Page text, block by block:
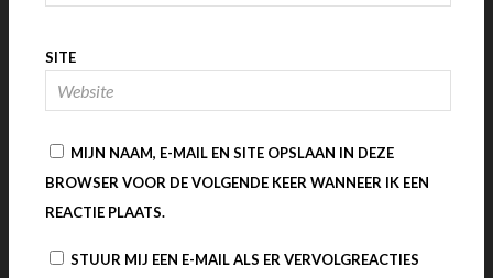
SITE
MIJN NAAM, E-MAIL EN SITE OPSLAAN IN DEZE
BROWSER VOOR DE VOLGENDE KEER WANNEER IK EEN
REACTIE PLAATS.
STUUR MIJ EEN E-MAIL ALS ER VERVOLGREACTIES